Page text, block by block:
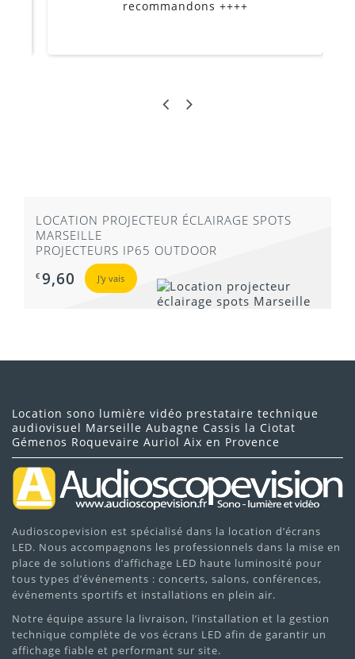
recommandons ++++
LOCATION PROJECTEUR ÉCLAIRAGE SPOTS
MARSEILLE
PROJECTEURS IP65 OUTDOOR
€ 9,60 J'y vais
Location sono lumière vidéo prestataire technique
audiovisuel Marseille Aubagne Cassis la Ciotat
Gémenos Roquevaire Auriol Aix en Provence
Audioscopevision est spécialisé dans la location d’écrans
LED. Nous accompagnons les professionnels dans la mise en
place de solutions d’affichage LED haute luminosité pour
tous types d’événements : concerts, salons, conférences,
événements sportifs et installations en plein air.
Notre équipe assure la livraison, l’installation et la gestion
technique complète de vos écrans LED afin de garantir un
affichage fiable et performant sur site.